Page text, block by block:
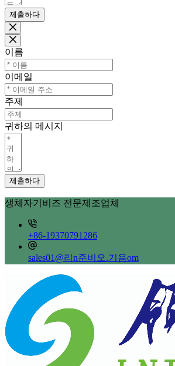
제출하다
이름
이메일
주제
귀하의 메시지
제출하다
생체자기비즈 전문제조업체
+86-19370791286
sales01@리n준비오.기음om